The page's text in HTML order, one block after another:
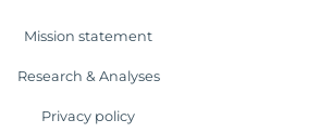
Mission statement
Research & Analyses
Privacy policy